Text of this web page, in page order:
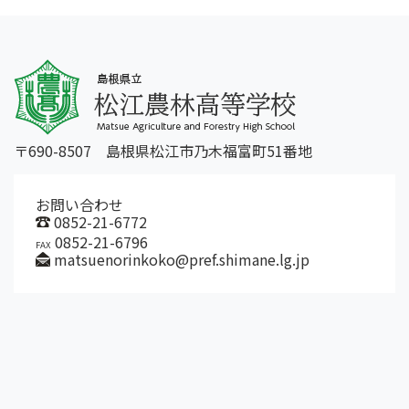
〒690-8507 島根県松江市乃木福富町51番地
お問い合わせ
0852-21-6772
FAX 0852-21-6796
matsuenorinkoko@pref.shimane.lg.jp